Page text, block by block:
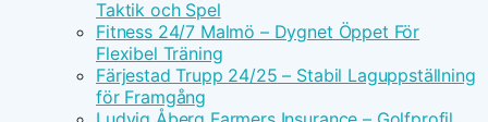
Taktik och Spel
Fitness 24/7 Malmö – Dygnet Öppet För
Flexibel Träning
Färjestad Trupp 24/25 – Stabil Laguppställning
för Framgång